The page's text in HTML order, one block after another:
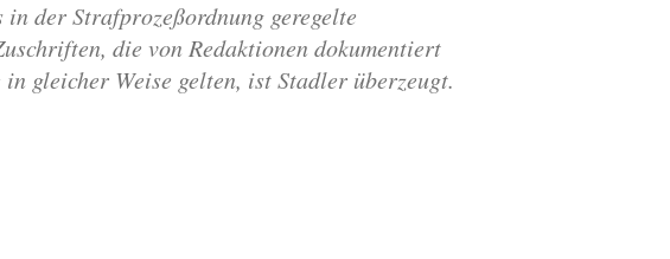
der Strafprozeßordnung geregelte
die von Redaktionen dokumentiert
gleicher Weise gelten, ist Stadler überzeugt.